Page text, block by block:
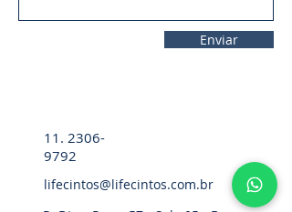
Enviar
11. 2306-
9792
lifecintos@lifecintos.com.br